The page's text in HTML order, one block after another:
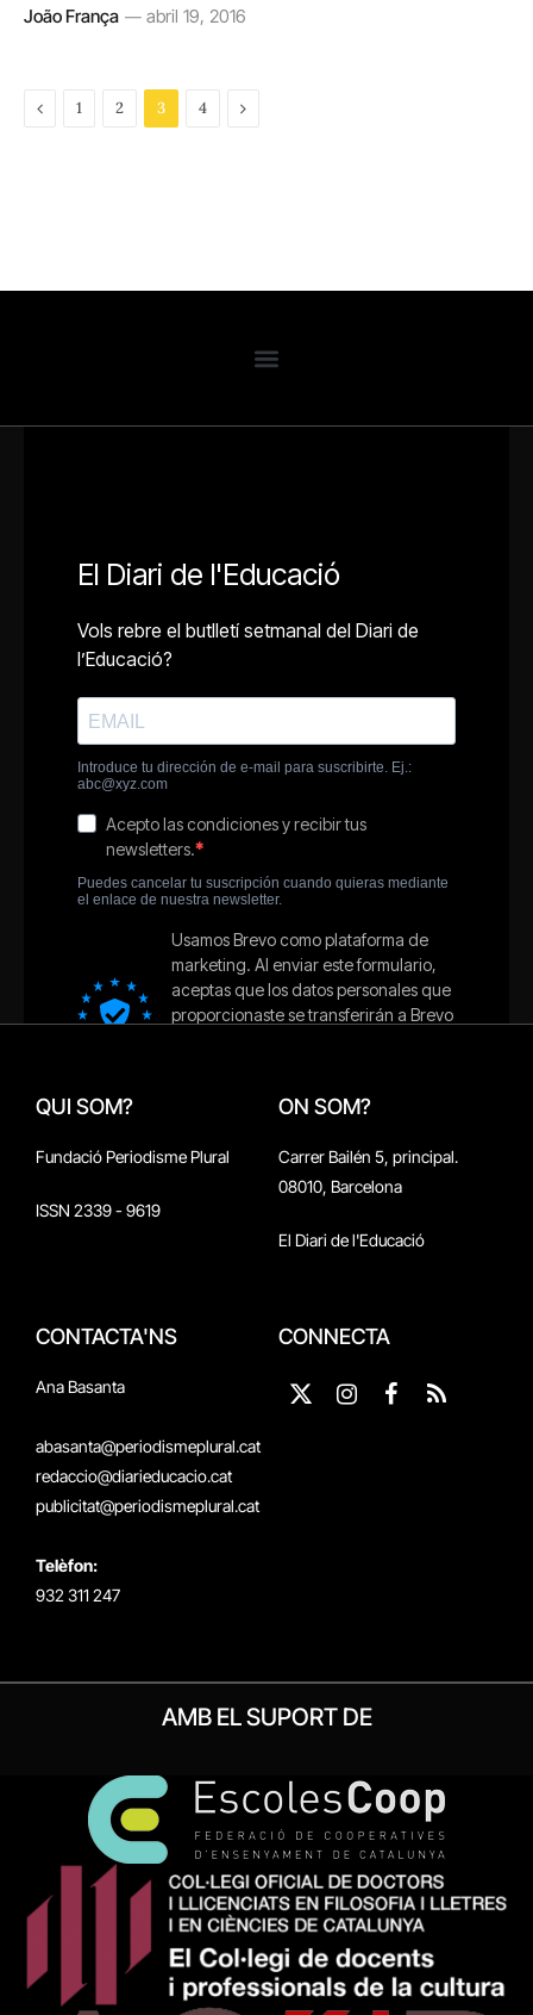
João França abril 19, 2016
Previous
1 2 3 4 Next
QUI SOM?
Fundació Periodisme Plural
ISSN 2339 - 9619
ON SOM?
Carrer Bailén 5, principal.
08010, Barcelona
El Diari de l'Educació
CONTACTA'NS
Ana Basanta
abasanta@periodismeplural.cat
redaccio@diarieducacio.cat
publicitat@periodismeplural.cat
Telèfon:
932 311 247
CONNECTA
X
Instagram
Facebook
RSS
AMB EL SUPORT DE